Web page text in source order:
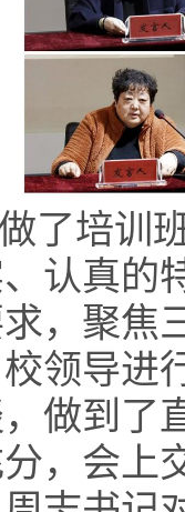
、学
文法
责人
流汇
理、
教师
提问
献计